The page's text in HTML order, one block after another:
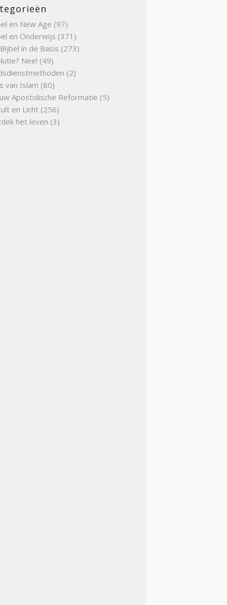
en New Age (97)
en Onderwijs (371)
in de Basis (273)
Nee! (49)
(2)
van Islam (80)
Apostolische Reformatie (5)
en Licht (256)
het leven (3)